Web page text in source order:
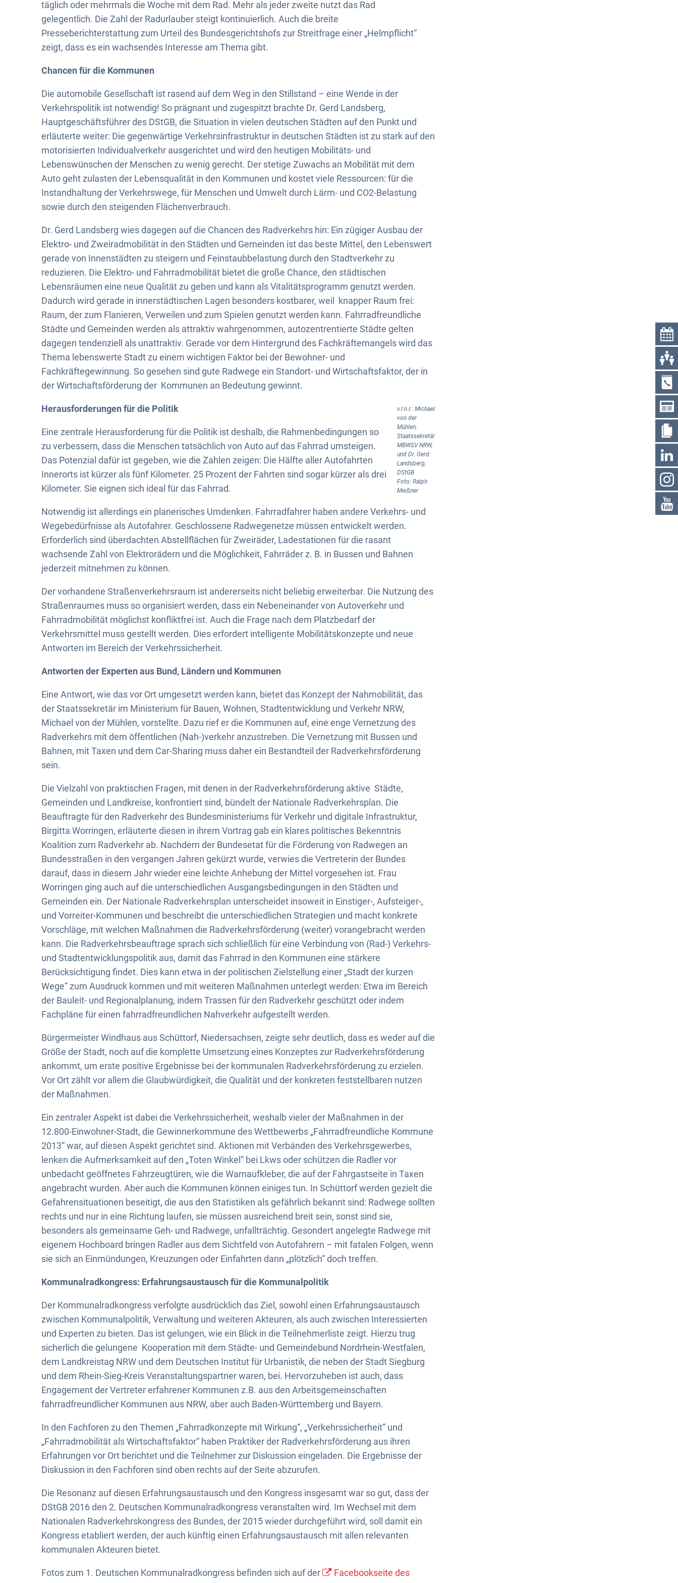
täglich oder mehrmals die Woche mit dem Rad. Mehr als jeder zweite nutzt das Rad
gelegentlich. Die Zahl der Radurlauber steigt kontinuierlich. Auch die breite
Presseberichterstattung zum Urteil des Bundesgerichtshofs zur Streitfrage einer „Helmpflicht“
zeigt, dass es ein wachsendes Interesse am Thema gibt.
Chancen für die Kommunen
Die automobile Gesellschaft ist rasend auf dem Weg in den Stillstand – eine Wende in der
Verkehrspolitik ist notwendig! So prägnant und zugespitzt brachte Dr. Gerd Landsberg,
Hauptgeschäftsführer des DStGB, die Situation in vielen deutschen Städten auf den Punkt und
erläuterte weiter: Die gegenwärtige Verkehrsinfrastruktur in deutschen Städten ist zu stark auf den
motorisierten Individualverkehr ausgerichtet und wird den heutigen Mobilitäts- und
Lebenswünschen der Menschen zu wenig gerecht. Der stetige Zuwachs an Mobilität mit dem
Auto geht zulasten der Lebensqualität in den Kommunen und kostet viele Ressourcen: für die
Instandhaltung der Verkehrswege, für Menschen und Umwelt durch Lärm- und CO2-Belastung
sowie durch den steigenden Flächenverbrauch.
Dr. Gerd Landsberg wies dagegen auf die Chancen des Radverkehrs hin: Ein zügiger Ausbau der
Elektro- und Zweiradmobilität in den Städten und Gemeinden ist das beste Mittel, den Lebenswert
gerade von Innenstädten zu steigern und Feinstaubbelastung durch den Stadtverkehr zu
reduzieren. Die Elektro- und Fahrradmobilität bietet die große Chance, den städtischen
Lebensräumen eine neue Qualität zu geben und kann als Vitalitätsprogramm genutzt werden.
Dadurch wird gerade in innerstädtischen Lagen besonders kostbarer, weil knapper Raum frei:
Raum, der zum Flanieren, Verweilen und zum Spielen genutzt werden kann. Fahrradfreundliche
Städte und Gemeinden werden als attraktiv wahrgenommen, autozentrentierte Städte gelten
dagegen tendenziell als unattraktiv. Gerade vor dem Hintergrund des Fachkräftemangels wird das
Thema lebenswerte Stadt zu einem wichtigen Faktor bei der Bewohner- und
Fachkräftegewinnung. So gesehen sind gute Radwege ein Standort- und Wirtschaftsfaktor, der in
der Wirtschaftsförderung der Kommunen an Bedeutung gewinnt.
v.l.n.r.: Michael
von der
Mühlen,
Staatssekretär
MBWSV NRW,
und Dr. Gerd
Landsberg,
DStGB
Foto: Ralph
Meißner
Herausforderungen für die Politik
Eine zentrale Herausforderung für die Politik ist deshalb, die Rahmenbedingungen so
zu verbessern, dass die Menschen tatsächlich von Auto auf das Fahrrad umsteigen.
Das Potenzial dafür ist gegeben, wie die Zahlen zeigen: Die Hälfte aller Autofahrten
Innerorts ist kürzer als fünf Kilometer. 25 Prozent der Fahrten sind sogar kürzer als drei
Kilometer. Sie eignen sich ideal für das Fahrrad.
Notwendig ist allerdings ein planerisches Umdenken. Fahrradfahrer haben andere Verkehrs- und
Wegebedürfnisse als Autofahrer. Geschlossene Radwegenetze müssen entwickelt werden.
Erforderlich sind überdachten Abstellflächen für Zweiräder, Ladestationen für die rasant
wachsende Zahl von Elektrorädern und die Möglichkeit, Fahrräder z. B. in Bussen und Bahnen
jederzeit mitnehmen zu können.
Der vorhandene Straßenverkehrsraum ist andererseits nicht beliebig erweiterbar. Die Nutzung des
Straßenraumes muss so organisiert werden, dass ein Nebeneinander von Autoverkehr und
Fahrradmobilität möglichst konfliktfrei ist. Auch die Frage nach dem Platzbedarf der
Verkehrsmittel muss gestellt werden. Dies erfordert intelligente Mobilitätskonzepte und neue
Antworten im Bereich der Verkehrssicherheit.
Antworten der Experten aus Bund, Ländern und Kommunen
Eine Antwort, wie das vor Ort umgesetzt werden kann, bietet das Konzept der Nahmobilität, das
der Staatssekretär im Ministerium für Bauen, Wohnen, Stadtentwicklung und Verkehr NRW,
Michael von der Mühlen, vorstellte. Dazu rief er die Kommunen auf, eine enge Vernetzung des
Radverkehrs mit dem öffentlichen (Nah-)verkehr anzustreben. Die Vernetzung mit Bussen und
Bahnen, mit Taxen und dem Car-Sharing muss daher ein Bestandteil der Radverkehrsförderung
sein.
Die Vielzahl von praktischen Fragen, mit denen in der Radverkehrsförderung aktive Städte,
Gemeinden und Landkreise, konfrontiert sind, bündelt der Nationale Radverkehrsplan. Die
Beauftragte für den Radverkehr des Bundesministeriums für Verkehr und digitale Infrastruktur,
Birgitta Worringen, erläuterte diesen in ihrem Vortrag gab ein klares politisches Bekenntnis
Koalition zum Radverkehr ab. Nachdem der Bundesetat für die Förderung von Radwegen an
Bundesstraßen in den vergangen Jahren gekürzt wurde, verwies die Vertreterin der Bundes
darauf, dass in diesem Jahr wieder eine leichte Anhebung der Mittel vorgesehen ist. Frau
Worringen ging auch auf die unterschiedlichen Ausgangsbedingungen in den Städten und
Gemeinden ein. Der Nationale Radverkehrsplan unterscheidet insoweit in Einstiger-, Aufsteiger-,
und Vorreiter-Kommunen und beschreibt die unterschiedlichen Strategien und macht konkrete
Vorschläge, mit welchen Maßnahmen die Radverkehrsförderung (weiter) vorangebracht werden
kann. Die Radverkehrsbeauftrage sprach sich schließlich für eine Verbindung von (Rad-) Verkehrs-
und Stadtentwicklungspolitik aus, damit das Fahrrad in den Kommunen eine stärkere
Berücksichtigung findet. Dies kann etwa in der politischen Zielstellung einer „Stadt der kurzen
Wege“ zum Ausdruck kommen und mit weiteren Maßnahmen unterlegt werden: Etwa im Bereich
der Bauleit- und Regionalplanung, indem Trassen für den Radverkehr geschützt oder indem
Fachpläne für einen fahrradfreundlichen Nahverkehr aufgestellt werden.
Bürgermeister Windhaus aus Schüttorf, Niedersachsen, zeigte sehr deutlich, dass es weder auf die
Größe der Stadt, noch auf die komplette Umsetzung eines Konzeptes zur Radverkehrsförderung
ankommt, um erste positive Ergebnisse bei der kommunalen Radverkehrsförderung zu erzielen.
Vor Ort zählt vor allem die Glaubwürdigkeit, die Qualität und der konkreten feststellbaren nutzen
der Maßnahmen.
Ein zentraler Aspekt ist dabei die Verkehrssicherheit, weshalb vieler der Maßnahmen in der
12.800-Einwohner-Stadt, die Gewinnerkommune des Wettbewerbs „Fahrradfreundliche Kommune
2013“ war, auf diesen Aspekt gerichtet sind. Aktionen mit Verbänden des Verkehrsgewerbes,
lenken die Aufmerksamkeit auf den „Toten Winkel“ bei Lkws oder schützen die Radler vor
unbedacht geöffnetes Fahrzeugtüren, wie die Warnaufkleber, die auf der Fahrgastseite in Taxen
angebracht wurden. Aber auch die Kommunen können einiges tun. In Schüttorf werden gezielt die
Gefahrensituationen beseitigt, die aus den Statistiken als gefährlich bekannt sind: Radwege sollten
rechts und nur in eine Richtung laufen, sie müssen ausreichend breit sein, sonst sind sie,
besonders als gemeinsame Geh- und Radwege, unfallträchtig. Gesondert angelegte Radwege mit
eigenem Hochboard bringen Radler aus dem Sichtfeld von Autofahrern – mit fatalen Folgen, wenn
sie sich an Einmündungen, Kreuzungen oder Einfahrten dann „plötzlich“ doch treffen.
Kommunalradkongress: Erfahrungsaustausch für die Kommunalpolitik
Der Kommunalradkongress verfolgte ausdrücklich das Ziel, sowohl einen Erfahrungsaustausch
zwischen Kommunalpolitik, Verwaltung und weiteren Akteuren, als auch zwischen Interessierten
und Experten zu bieten. Das ist gelungen, wie ein Blick in die Teilnehmerliste zeigt. Hierzu trug
sicherlich die gelungene Kooperation mit dem Städte- und Gemeindebund Nordrhein-Westfalen,
dem Landkreistag NRW und dem Deutschen Institut für Urbanistik, die neben der Stadt Siegburg
und dem Rhein-Sieg-Kreis Veranstaltungspartner waren, bei. Hervorzuheben ist auch, dass
Engagement der Vertreter erfahrener Kommunen z.B. aus den Arbeitsgemeinschaften
fahrradfreundlicher Kommunen aus NRW, aber auch Baden-Württemberg und Bayern.
In den Fachforen zu den Themen „Fahrradkonzepte mit Wirkung“, „Verkehrssicherheit“ und
„Fahrradmobilität als Wirtschaftsfaktor“ haben Praktiker der Radverkehrsförderung aus ihren
Erfahrungen vor Ort berichtet und die Teilnehmer zur Diskussion eingeladen. Die Ergebnisse der
Diskussion in den Fachforen sind oben rechts auf der Seite abzurufen.
Die Resonanz auf diesen Erfahrungsaustausch und den Kongress insgesamt war so gut, dass der
DStGB 2016 den 2. Deutschen Kommunalradkongress veranstalten wird. Im Wechsel mit dem
Nationalen Radverkehrskongress des Bundes, der 2015 wieder durchgeführt wird, soll damit ein
Kongress etabliert werden, der auch künftig einen Erfahrungsaustausch mit allen relevanten
kommunalen Akteuren bietet.
Fotos zum 1. Deutschen Kommunalradkongress befinden sich auf der
Facebookseite des